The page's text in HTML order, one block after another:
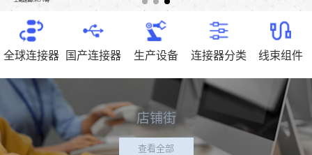
全球连接器 国产连接器 生产设备 连接器分类 线束组件
店铺街
查看全部